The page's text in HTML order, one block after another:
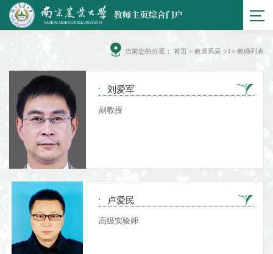
当前您的位置： 首页 > 教师风采 > l > 教师列表
刘爱军
副教授
卢爱民
高级实验师